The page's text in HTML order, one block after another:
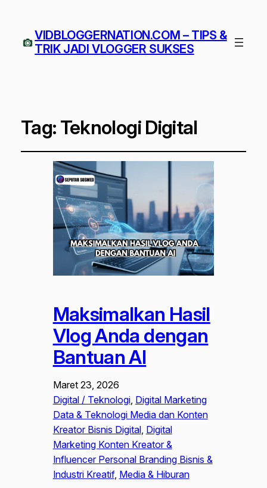
VIDBLOGGERNATION.COM – TIPS &
TRIK JADI VLOGGER SUKSES
Tag: Teknologi Digital
Maksimalkan Hasil
Vlog Anda dengan
Bantuan AI
Maret 23, 2026
Digital / Teknologi, Digital Marketing
Data & Teknologi Media dan Konten
Kreator Bisnis Digital, Digital
Marketing Konten Kreator &
Influencer Personal Branding Bisnis &
Industri Kreatif, Media & Hiburan